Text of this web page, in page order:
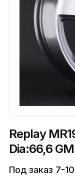
Replay
Dia:66,6
Под заказ 7-